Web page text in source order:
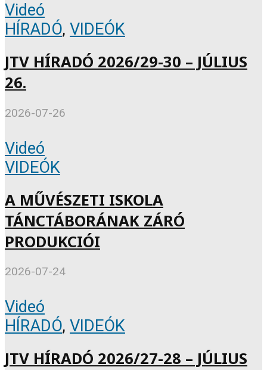
Videó
HÍRADÓ, VIDEÓK
JTV HÍRADÓ 2026/29-30 – JÚLIUS
26.
2026-07-26
Videó
VIDEÓK
A MŰVÉSZETI ISKOLA
TÁNCTÁBORÁNAK ZÁRÓ
PRODUKCIÓI
2026-07-24
Videó
HÍRADÓ, VIDEÓK
JTV HÍRADÓ 2026/27-28 – JÚLIUS